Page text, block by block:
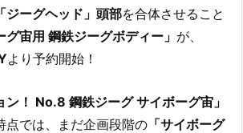
「ジーグヘッド」頭部を合体させること
グ宙用 鋼鉄ジーグボディー」 が、
より予約開始！
ン！ No.8 鋼鉄ジーグ サイボーグ宙」
点では、まだ企画段階の 「サイボーグ